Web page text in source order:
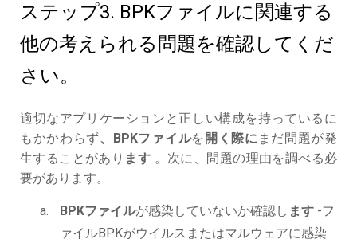
ステップ3. BPKファイルに関連する
他の考えられる問題を確認してくだ
さい。
適切なアプリケーションと正しい構成を持っているに
もかかわらず、BPKファイルを 開く際に まだ問題が発
生することがあり ます 。次に、問題の理由を調べる必
要があります。
BPKファイルが感染していないか確認し ます -フ
ァイルBPKがウイルスまたはマルウェアに感染